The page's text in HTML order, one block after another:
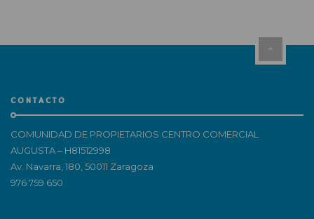
CONTACTO
COMUNIDAD DE PROPIETARIOS CENTRO COMERCIAL
AUGUSTA – H81512998
Av. Navarra, 180, 50011 Zaragoza
976 759 650